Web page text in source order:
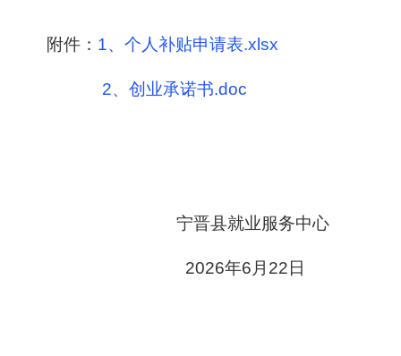
附件： 1、个人补贴申请表.xlsx
2、创业承诺书.doc
宁晋县就业服务中心
2026年6月22日